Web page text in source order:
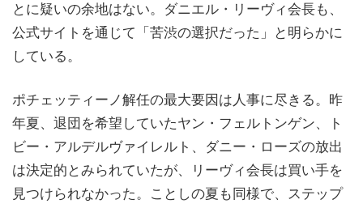
とに疑いの余地はない。ダニエル・リーヴィ会長も、
公式サイトを通じて「苦渋の選択だった」と明らかに
している。
ポチェッティーノ解任の最大要因は人事に尽きる。昨
年夏、退団を希望していたヤン・フェルトンゲン、ト
ビー・アルデルヴァイレルト、ダニー・ローズの放出
は決定的とみられていたが、リーヴィ会長は買い手を
見つけられなかった。ことしの夏も同様で、ステップ